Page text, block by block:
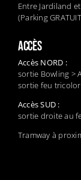
Entre Jardiland
(Parking
ACCÈS
Accès NORD :
sortie Bowling >
sortie feu
Accès SUD :
sortie droite au
Tramway à